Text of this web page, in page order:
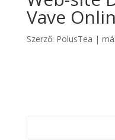
Vave
Szerző: PolusTea |